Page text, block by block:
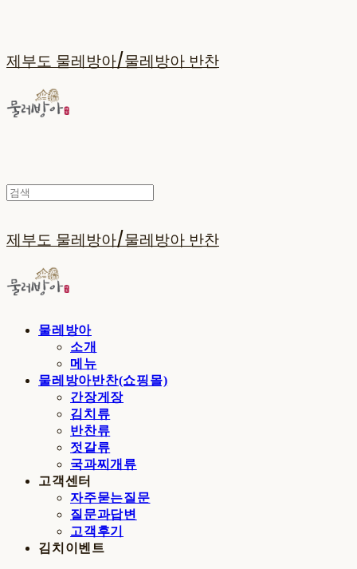
제부도 물레방아/물레방아 반찬
제부도 물레방아/물레방아 반찬
물레방아
소개
메뉴
물레방아반찬(쇼핑몰)
간장게장
김치류
반찬류
젓갈류
국과찌개류
고객센터
자주묻는질문
질문과답변
고객후기
김치이벤트